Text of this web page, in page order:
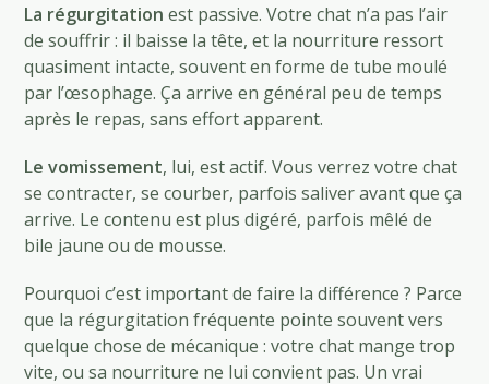
La régurgitation est passive. Votre chat n’a pas l’air
de souffrir : il baisse la tête, et la nourriture ressort
quasiment intacte, souvent en forme de tube moulé
par l’œsophage. Ça arrive en général peu de temps
après le repas, sans effort apparent.
Le vomissement, lui, est actif. Vous verrez votre chat
se contracter, se courber, parfois saliver avant que ça
arrive. Le contenu est plus digéré, parfois mêlé de
bile jaune ou de mousse.
Pourquoi c’est important de faire la différence ? Parce
que la régurgitation fréquente pointe souvent vers
quelque chose de mécanique : votre chat mange trop
vite, ou sa nourriture ne lui convient pas. Un vrai